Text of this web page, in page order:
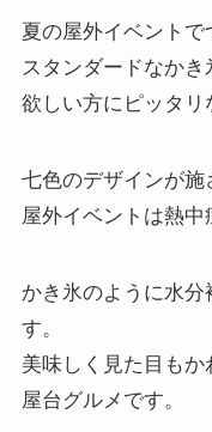
夏の屋外イベントで
スタンダードなか
欲しい方にピッタリ
七色のデザインが施
屋外イベントは熱中
かき氷のように水
す。
美味しく見た目も
屋台グルメです。